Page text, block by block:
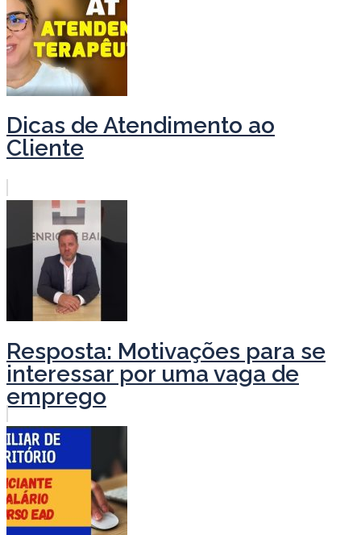
Dicas de Atendimento ao
Cliente
Resposta: Motivações para se
interessar por uma vaga de
emprego